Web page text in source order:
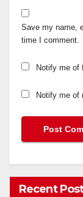
Save my name,
time I comment.
Notify me of
Notify me of
Recent